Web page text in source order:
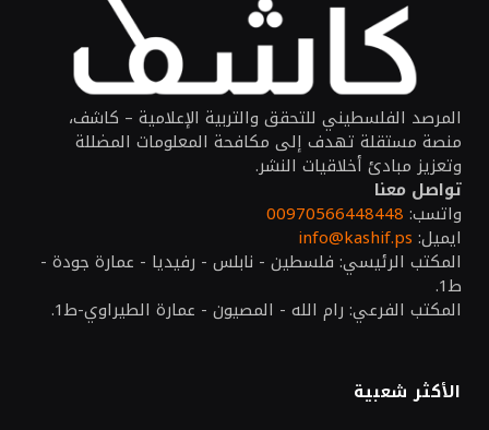
المرصد الفلسطيني للتحقق والتربية الإعلامية – كاشف،
منصة مستقلة تهدف إلى مكافحة المعلومات المضللة
وتعزيز مبادئ أخلاقيات النشر.
تواصل معنا
واتسب: 00970566448448
ايميل: info@kashif.ps
المكتب الرئيسي: فلسطين - نابلس - رفيديا - عمارة جودة -
ط1.
المكتب الفرعي: رام الله - المصيون - عمارة الطيراوي-ط1.
الأكثر شعبية